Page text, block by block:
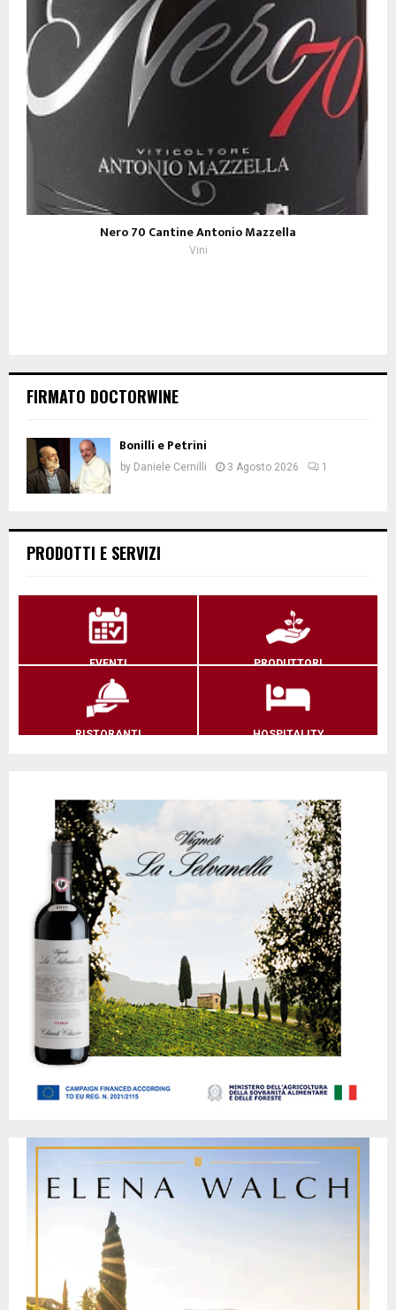
Nero 70 Cantine Antonio Mazzella
Vini
FIRMATO DOCTORWINE
Bonilli e Petrini
by Daniele Cernilli 3 Agosto 2026 1
PRODOTTI E SERVIZI
EVENTI PRODUTTORI
RISTORANTI HOSPITALITY